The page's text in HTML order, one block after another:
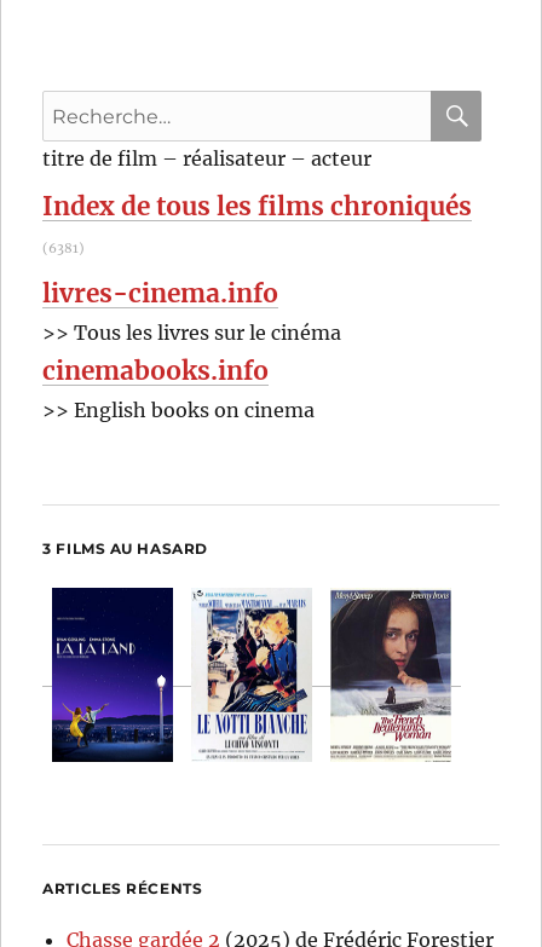
Llinás
Recherche
pour
titre de film – réalisateur – acteur
Index de tous les films chroniqués
(6381)
livres-cinema.info
>> Tous les livres sur le cinéma
cinemabooks.info
>> English books on cinema
3 FILMS AU HASARD
ARTICLES RÉCENTS
Chasse gardée 2 (2025) de Frédéric Forestier